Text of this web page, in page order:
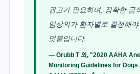
권고가 필요하며, 정확한 금
임상의가 환자별로 결정해
덧붙입니다.
— Grubb T 외, "2020 AAHA
Monitoring Guidelines for Dogs